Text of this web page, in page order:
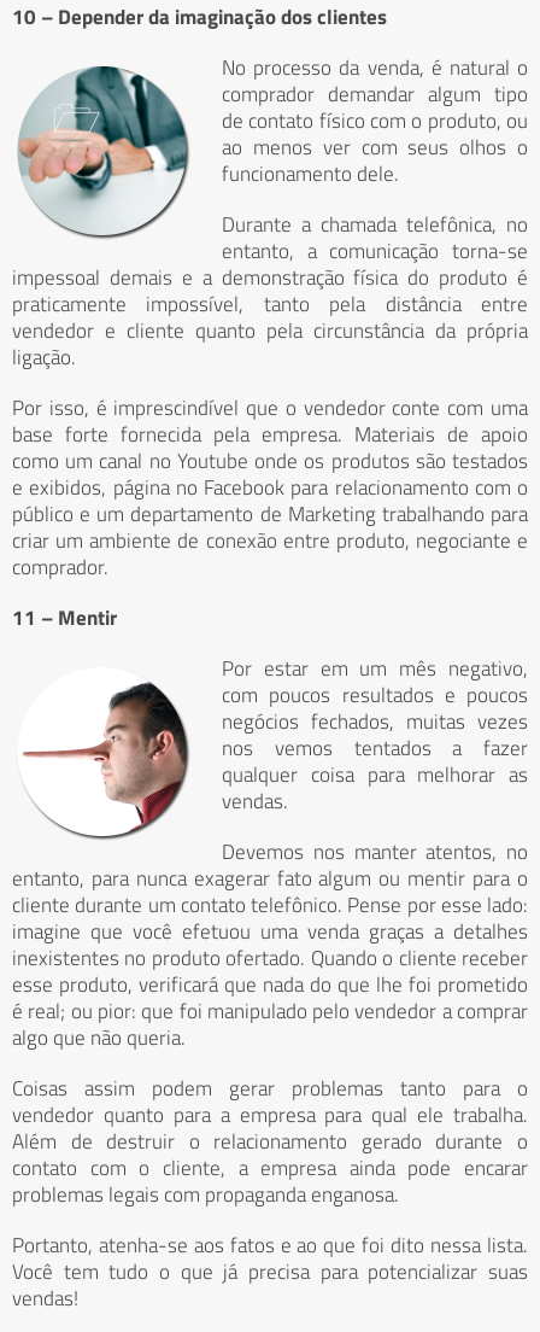
10 – Depender da imaginação dos clientes
No processo da venda, é natural o
comprador demandar algum tipo
de contato físico com o produto, ou
ao menos ver com seus olhos o
funcionamento dele.
Durante a chamada telefônica, no
entanto, a comunicação torna-se
impessoal demais e a demonstração física do produto é
praticamente impossível, tanto pela distância entre
vendedor e cliente quanto pela circunstância da própria
ligação.
Por isso, é imprescindível que o vendedor conte com uma
base forte fornecida pela empresa. Materiais de apoio
como um canal no Youtube onde os produtos são testados
e exibidos, página no Facebook para relacionamento com o
público e um departamento de Marketing trabalhando para
criar um ambiente de conexão entre produto, negociante e
comprador.
11 – Mentir
Por estar em um mês negativo,
com poucos resultados e poucos
negócios fechados, muitas vezes
nos vemos tentados a fazer
qualquer coisa para melhorar as
vendas.
Devemos nos manter atentos, no
entanto, para nunca exagerar fato algum ou mentir para o
cliente durante um contato telefônico. Pense por esse lado:
imagine que você efetuou uma venda graças a detalhes
inexistentes no produto ofertado. Quando o cliente receber
esse produto, verificará que nada do que lhe foi prometido
é real; ou pior: que foi manipulado pelo vendedor a comprar
algo que não queria.
Coisas assim podem gerar problemas tanto para o
vendedor quanto para a empresa para qual ele trabalha.
Além de destruir o relacionamento gerado durante o
contato com o cliente, a empresa ainda pode encarar
problemas legais com propaganda enganosa.
Portanto, atenha-se aos fatos e ao que foi dito nessa lista.
Você tem tudo o que já precisa para potencializar suas
vendas!